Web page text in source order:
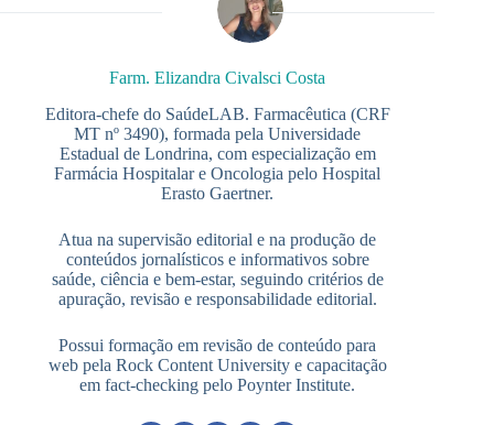
Farm. Elizandra Civalsci Costa
Editora-chefe do SaúdeLAB. Farmacêutica (CRF
MT nº 3490), formada pela Universidade
Estadual de Londrina, com especialização em
Farmácia Hospitalar e Oncologia pelo Hospital
Erasto Gaertner.
Atua na supervisão editorial e na produção de
conteúdos jornalísticos e informativos sobre
saúde, ciência e bem-estar, seguindo critérios de
apuração, revisão e responsabilidade editorial.
Possui formação em revisão de conteúdo para
web pela Rock Content University e capacitação
em fact-checking pelo Poynter Institute.